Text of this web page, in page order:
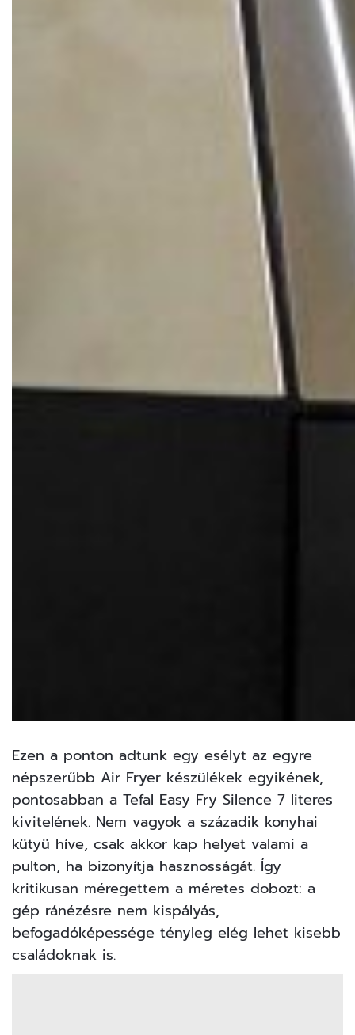
Ezen a ponton adtunk egy esélyt az egyre
népszerűbb Air Fryer készülékek egyikének,
pontosabban a Tefal Easy Fry Silence 7 literes
kivitelének. Nem vagyok a századik konyhai
kütyü híve, csak akkor kap helyet valami a
pulton, ha bizonyítja hasznosságát. Így
kritikusan méregettem a méretes dobozt: a
gép ránézésre nem kispályás,
befogadóképessége tényleg elég lehet kisebb
családoknak is.